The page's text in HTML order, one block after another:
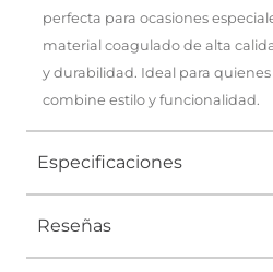
perfecta para ocasiones
material coagulado de alta
y durabilidad. Ideal para
combine estilo y funcionalidad.
Especificaciones
Tipo
Reseñas